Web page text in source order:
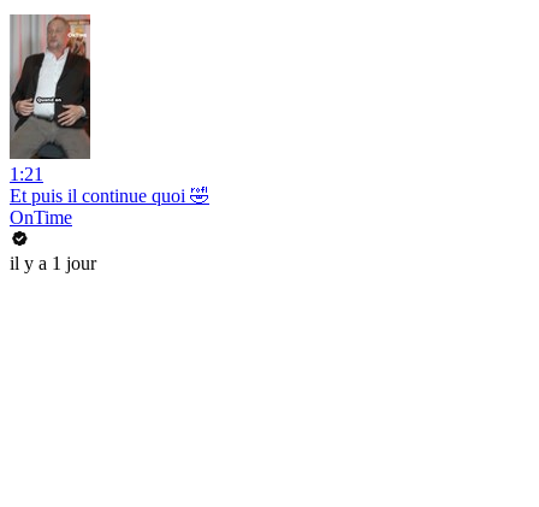
1:21
Et puis il continue quoi 🤣
OnTime
il y a 1 jour